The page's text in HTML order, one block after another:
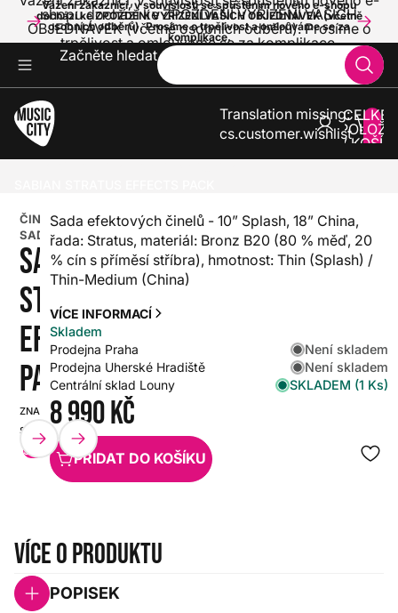
Vážení zákazníci, v souvislosti se spuštěním nového e-shopu
dochází ke ZPOŽDĚNÍ VYŘÍZENÍ VAŠICH OBJEDNÁVEK (včetně
osobních odběrů). Prosíme o trpělivost a omlouváme se za
komplikace.
shopu dochází ke ZPOŽDĚNÍ VYŘÍZENÍ VAŠICH
OBJEDNÁVEK (včetně osobních odběrů). Prosíme o
trpělivost a omlouváme se za komplikace.
Začněte hledat
Translation missing:
cs.customer.wishlist
V
0
ČINELOVÁ
SADA
SABIAN
STRATUS
EFFECTS
PACK
ZNAČKA:
SABIAN
SKU:
HX0000000109545
SET
Sada efektových činelů - 10” Splash, 18” China,
řada: Stratus, materiál: Bronz B20 (80 % měď, 20
% cín s příměsí stříbra), hmotnost: Thin (Splash) /
Thin-Medium (China)
VÍCE INFORMACÍ
Skladem
Prodejna Praha
Není skladem
Prodejna Uherské Hradiště
Není skladem
Centrální sklad Louny
SKLADEM (1 Ks)
8 990 Kč
PŘIDAT DO KOŠÍKU
Více o produktu
POPISEK